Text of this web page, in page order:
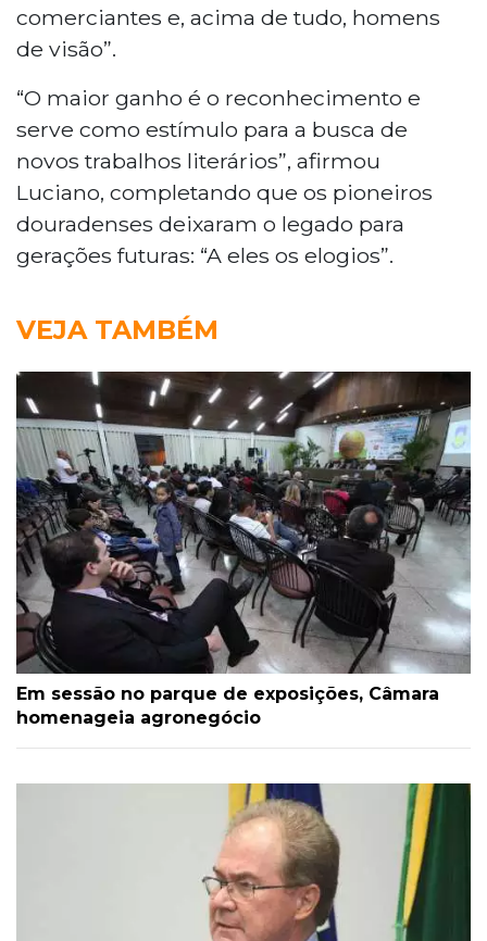
comerciantes e, acima de tudo, homens
de visão”.
“O maior ganho é o reconhecimento e
serve como estímulo para a busca de
novos trabalhos literários”, afirmou
Luciano, completando que os pioneiros
douradenses deixaram o legado para
gerações futuras: “A eles os elogios”.
VEJA TAMBÉM
Em sessão no parque de exposições, Câmara
homenageia agronegócio